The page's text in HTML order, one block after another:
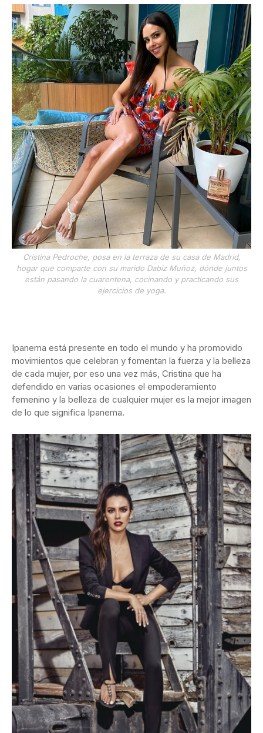
Cristina Pedroche, posa en la terraza de su casa de Madrid,
hogar que comparte con su marido Dabiz Muñoz, dónde juntos
están pasando la cuarentena, cocinando y practicando sus
ejercicios de yoga.
Ipanema está presente en todo el mundo y ha promovido
movimientos que celebran y fomentan la fuerza y la belleza
de cada mujer, por eso una vez más, Cristina que ha
defendido en varias ocasiones el empoderamiento
femenino y la belleza de cualquier mujer es la mejor imagen
de lo que significa Ipanema.